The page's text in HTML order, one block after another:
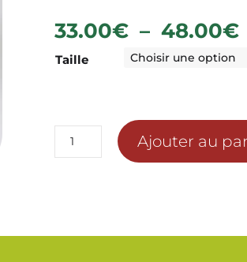
33.00€ – 48.00€
Taille
quantité
de
Ajouter au